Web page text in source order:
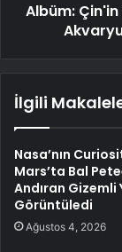
Albüm:
İlgili
Nasa’nın
Mars’ta Bal
Andıran Gizemli
Görüntüledi
Ağustos 4, 2026